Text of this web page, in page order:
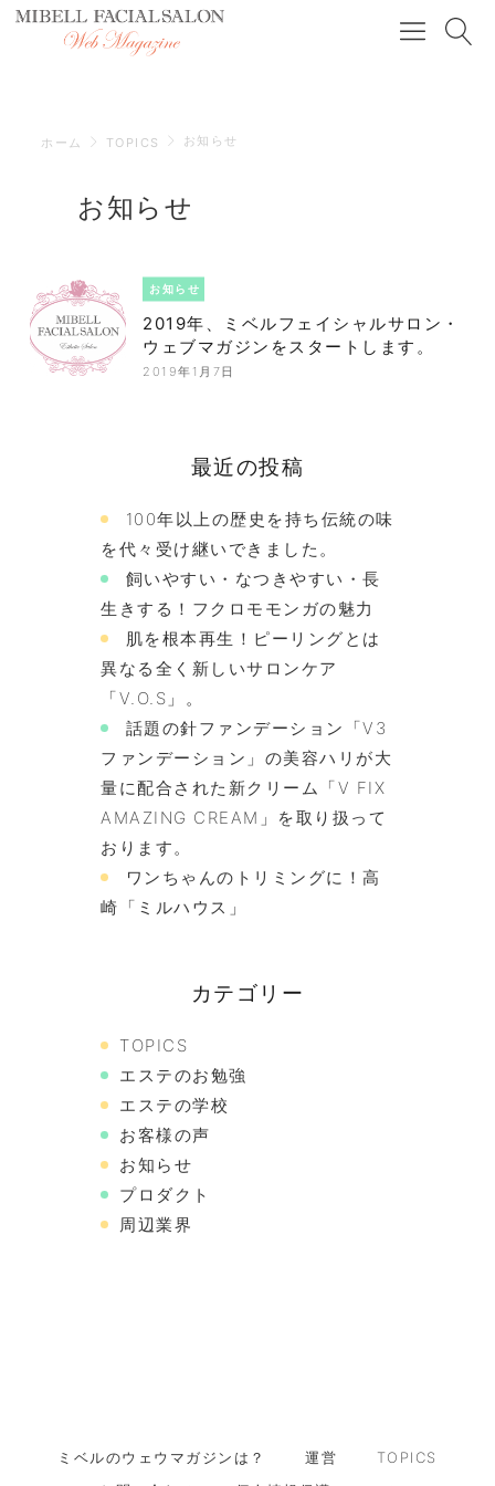
ホーム TOPICS お知らせ
お知らせ
お知らせ
2019年、ミベルフェイシャルサロン・
ウェブマガジンをスタートします。
2019年1月7日
最近の投稿
100年以上の歴史を持ち伝統の味
を代々受け継いできました。
飼いやすい・なつきやすい・長
生きする！フクロモモンガの魅力
肌を根本再生！ピーリングとは
異なる全く新しいサロンケア
「V.O.S」。
話題の針ファンデーション「V3
ファンデーション」の美容ハリが大
量に配合された新クリーム「V FIX
AMAZING CREAM」を取り扱って
おります。
ワンちゃんのトリミングに！高
崎「ミルハウス」
カテゴリー
TOPICS
エステのお勉強
エステの学校
お客様の声
お知らせ
プロダクト
周辺業界
ミベルのウェウマガジンは？ 運営
TOPICS